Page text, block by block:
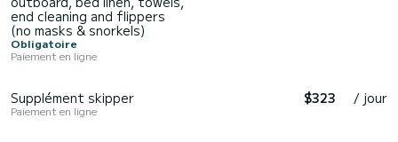
end cleaning and flippers
(no masks & snorkels)
Obligatoire
Paiement en ligne
Supplément skipper
Paiement en ligne
$323 / jour